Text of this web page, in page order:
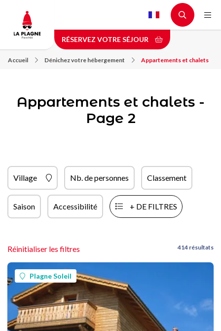
contenu
principal
RÉSERVEZ VOTRE SÉJOUR
Accueil Dénichez votre hébergement Appartements et chalets
Appartements et chalets -
Page 2
Village Nb. de personnes Classement
Saison Accessibilité + DE FILTRES
Réinitialiser les filtres 414 résultats
Plagne Soleil